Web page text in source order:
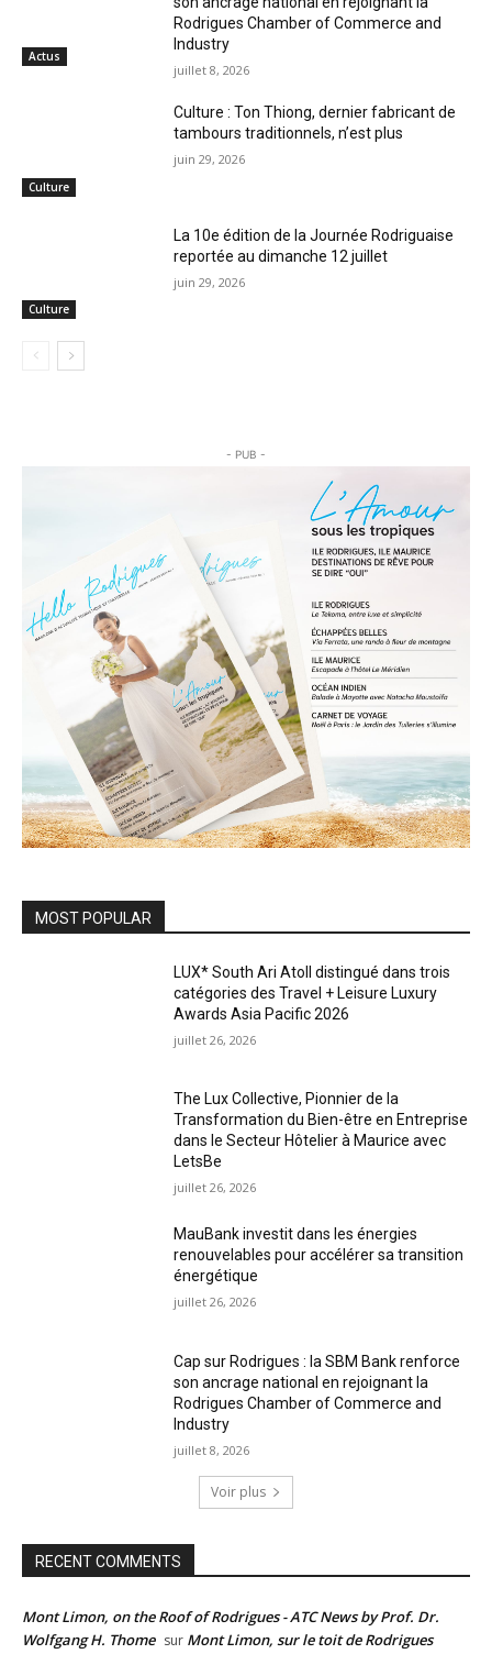
Actus
Rodrigues Chamber of Commerce and
Industry
juillet 8, 2026
Culture
Culture : Ton Thiong, dernier fabricant de
tambours traditionnels, n’est plus
juin 29, 2026
Culture
La 10e édition de la Journée Rodriguaise
reportée au dimanche 12 juillet
juin 29, 2026
- PUB -
MOST POPULAR
LUX* South Ari Atoll distingué dans trois
catégories des Travel + Leisure Luxury
Awards Asia Pacific 2026
juillet 26, 2026
The Lux Collective, Pionnier de la
Transformation du Bien-être en Entreprise
dans le Secteur Hôtelier à Maurice avec
LetsBe
juillet 26, 2026
MauBank investit dans les énergies
renouvelables pour accélérer sa transition
énergétique
juillet 26, 2026
Cap sur Rodrigues : la SBM Bank renforce
son ancrage national en rejoignant la
Rodrigues Chamber of Commerce and
Industry
juillet 8, 2026
Voir plus
RECENT COMMENTS
Mont Limon, on the Roof of Rodrigues - ATC News by Prof. Dr.
Wolfgang H. Thome sur Mont Limon, sur le toit de Rodrigues